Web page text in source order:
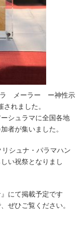
ラ メーラー ー神性示
れました。
シュラマに全国各地
者が集いました。
シュナ・パラマハン
い祝祭となりまし
にて掲載予定です
ぜひご覧ください。